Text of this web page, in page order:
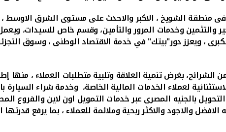
والتثمين وخدمات المرور والتأمين، وقسم خاص للسيدات،
، ويعزز دور"بيتك" في خدمة الاقتصاد الوطنى ، وسوق
بغرض تنمية العلاقة وتلبية متطلبات العملاء ، منها
لعملاء الخدمات المالية الخاصة، وخدمة شراء
بالجنيه المصرى عبر خدمات التمويل اون لاين والفروع
والاجود والاكثر ربحية وملائمة للعملاء ، بما يرفع